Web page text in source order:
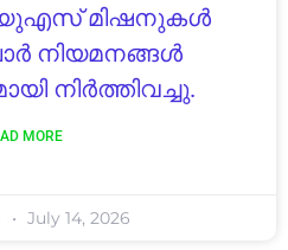
മിഷനുകൾ
നിയമനങ്ങൾ
നിർത്തിവച്ചു.
MORE
July 14, 2026